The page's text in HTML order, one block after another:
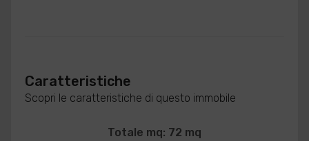
Caratteristiche
Scopri le caratteristiche di questo immobile
Totale mq: 72 mq